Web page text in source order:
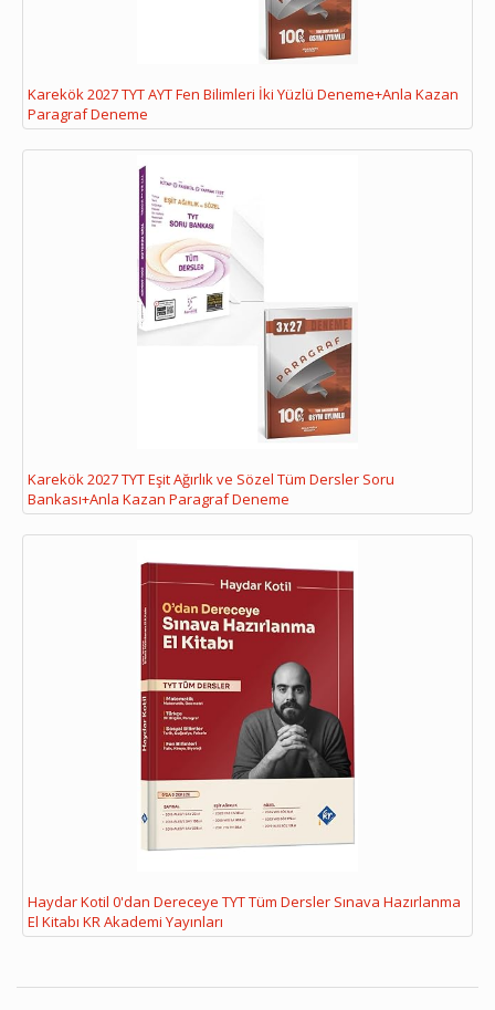
Karekök 2027 TYT AYT Fen Bilimleri İki Yüzlü Deneme+Anla Kazan
Paragraf Deneme
Karekök 2027 TYT Eşit Ağırlık ve Sözel Tüm Dersler Soru
Bankası+Anla Kazan Paragraf Deneme
Haydar Kotil 0'dan Dereceye TYT Tüm Dersler Sınava Hazırlanma
El Kitabı KR Akademi Yayınları